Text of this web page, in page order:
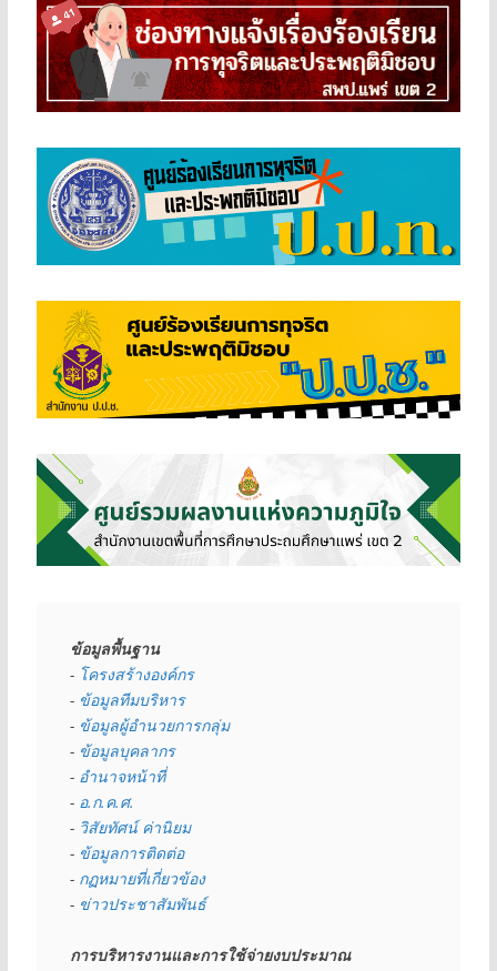
ข้อมูลพื้นฐาน
- โครงสร้างองค์กร
- ข้อมูลทีมบริหาร
- ข้อมูลผู้อำนวยการกลุ่ม
- ข้อมูลบุคลากร
- อำนาจหน้าที่
- อ.ก.ค.ศ.
- วิสัยทัศน์ ค่านิยม
- ข้อมูลการติดต่อ
- กฏหมายที่เกี่ยวข้อง
- ข่าวประชาสัมพันธ์
การบริหารงานและการใช้จ่ายงบประมาณ